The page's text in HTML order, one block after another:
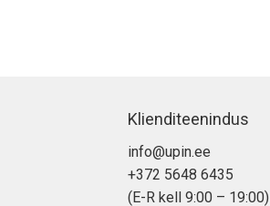
Klienditeenindus
info@upin.ee
+372 5648 6435
(E-R kell 9:00 – 19:00)